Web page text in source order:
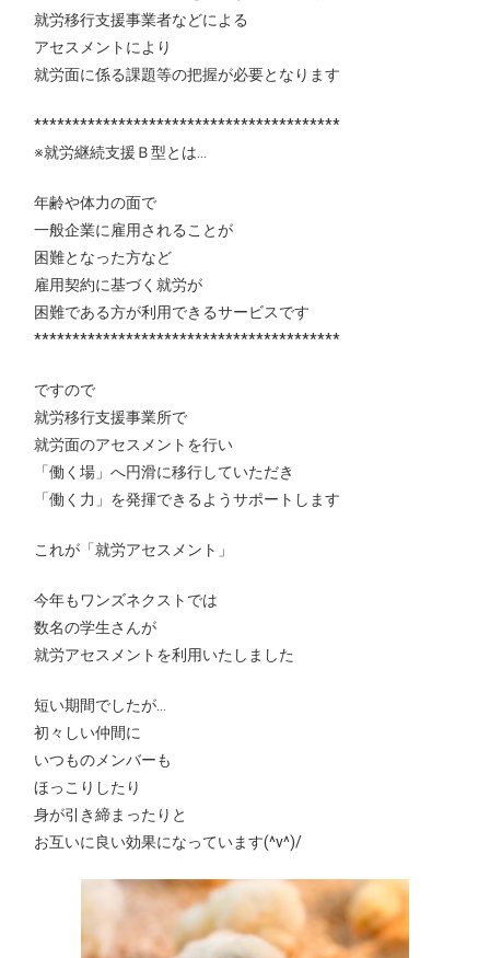
就労移行支援事業者などによる
アセスメントにより
就労面に係る課題等の把握が必要となります
****************************************
※就労継続支援Ｂ型とは…
年齢や体力の面で
一般企業に雇用されることが
困難となった方など
雇用契約に基づく就労が
困難である方が利用できるサービスです
****************************************
ですので
就労移行支援事業所で
就労面のアセスメントを行い
「働く場」へ円滑に移行していただき
「働く力」を発揮できるようサポートします
これが「就労アセスメント」
今年もワンズネクストでは
数名の学生さんが
就労アセスメントを利用いたしました
短い期間でしたが…
初々しい仲間に
いつものメンバーも
ほっこりしたり
身が引き締まったりと
お互いに良い効果になっています(^v^)/